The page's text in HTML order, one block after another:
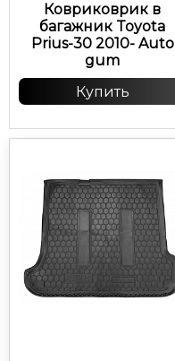
Ковриковрик в
багажник Toyota
Prius-30 2010- Auto
gum
Купить